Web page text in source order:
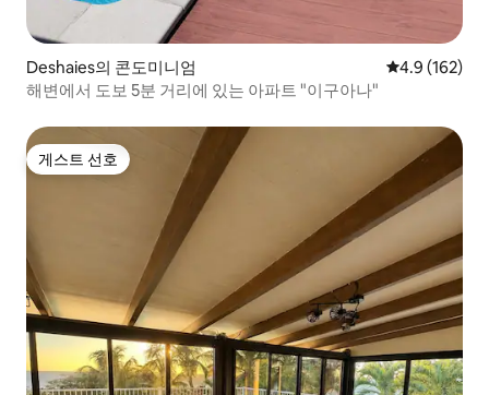
Deshaies의 콘도미니엄 평점 4.9점(5
4.9 (162)
해변에서 도보 5분 거리에 있는 아파트 "이구아나"
게스트 선호
게스트 선호